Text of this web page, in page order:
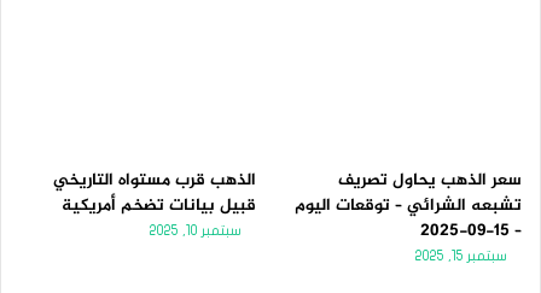
سعر الذهب يحاول تصريف
تشبعه الشرائي – توقعات اليوم
– 15-09-2025
سبتمبر 15, 2025
الذهب قرب مستواه التاريخي
قبيل بيانات تضخم أمريكية
سبتمبر 10, 2025